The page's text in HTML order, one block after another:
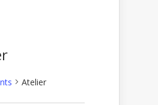
Atelier